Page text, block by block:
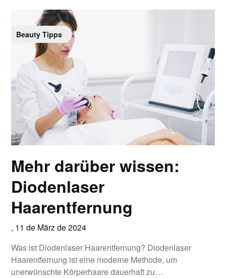
Beauty Tipps
Mehr darüber wissen:
Diodenlaser
Haarentfernung
, 11 de März de 2024
Was ist Diodenlaser Haarentfernung? Diodenlaser
Haarentfernung ist eine moderne Methode, um
unerwünschte Körperhaare dauerhaft zu…